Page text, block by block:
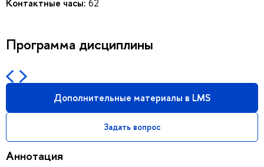
Контактные часы: 62
Программа дисциплины
Дополнительные материалы в LMS
Задать вопрос
Аннотация